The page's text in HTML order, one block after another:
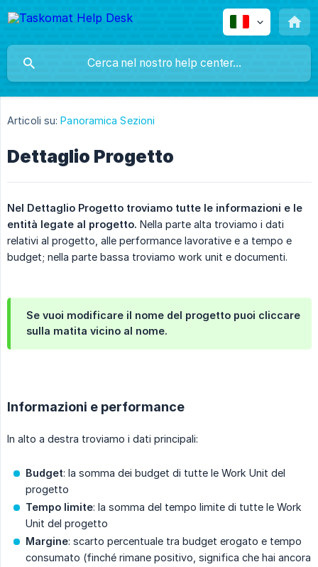
Articoli su: Panoramica Sezioni
Dettaglio Progetto
Nel Dettaglio Progetto troviamo tutte le informazioni e le
entità legate al progetto. Nella parte alta troviamo i dati
relativi al progetto, alle performance lavorative e a tempo e
budget; nella parte bassa troviamo work unit e documenti.
Se vuoi modificare il nome del progetto puoi cliccare
sulla matita vicino al nome.
Informazioni e performance
In alto a destra troviamo i dati principali:
Budget: la somma dei budget di tutte le Work Unit del
progetto
Tempo limite: la somma del tempo limite di tutte le Work
Unit del progetto
Margine: scarto percentuale tra budget erogato e tempo
consumato (finché rimane positivo, significa che hai ancora